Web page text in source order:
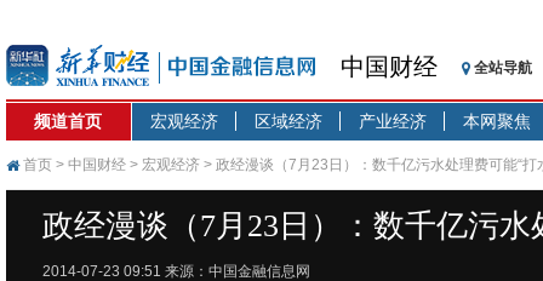
中国财经 全站导航
频道首页 宏观经济 区域经济 产业经济 本网聚焦
首页 > 中国财经 > 宏观经济 > 政经漫谈（7月23日）：数千亿污水处理费可能“打
政经漫谈（7月23日）：数千亿污水
2014-07-23 09:51 来源：中国金融信息网